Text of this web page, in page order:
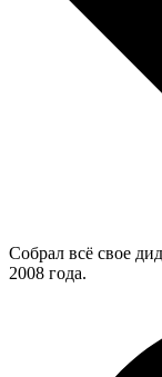
Собрал всё свое
2008 года.